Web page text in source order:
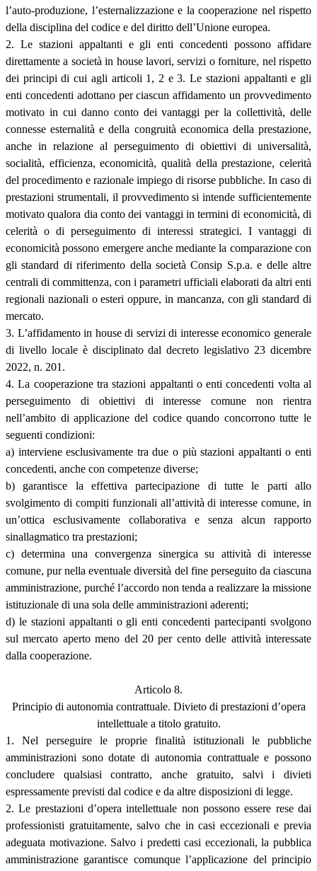
l’auto-produzione, l’esternalizzazione e la cooperazione nel rispetto
della disciplina del codice e del diritto dell’Unione europea.
2. Le stazioni appaltanti e gli enti concedenti possono affidare
direttamente a società in house lavori, servizi o forniture, nel rispetto
dei principi di cui agli articoli 1, 2 e 3. Le stazioni appaltanti e gli
enti concedenti adottano per ciascun affidamento un provvedimento
motivato in cui danno conto dei vantaggi per la collettività, delle
connesse esternalità e della congruità economica della prestazione,
anche in relazione al perseguimento di obiettivi di universalità,
socialità, efficienza, economicità, qualità della prestazione, celerità
del procedimento e razionale impiego di risorse pubbliche. In caso di
prestazioni strumentali, il provvedimento si intende sufficientemente
motivato qualora dia conto dei vantaggi in termini di economicità, di
celerità o di perseguimento di interessi strategici. I vantaggi di
economicità possono emergere anche mediante la comparazione con
gli standard di riferimento della società Consip S.p.a. e delle altre
centrali di committenza, con i parametri ufficiali elaborati da altri enti
regionali nazionali o esteri oppure, in mancanza, con gli standard di
mercato.
3. L’affidamento in house di servizi di interesse economico generale
di livello locale è disciplinato dal decreto legislativo 23 dicembre
2022, n. 201.
4. La cooperazione tra stazioni appaltanti o enti concedenti volta al
perseguimento di obiettivi di interesse comune non rientra
nell’ambito di applicazione del codice quando concorrono tutte le
seguenti condizioni:
a) interviene esclusivamente tra due o più stazioni appaltanti o enti
concedenti, anche con competenze diverse;
b) garantisce la effettiva partecipazione di tutte le parti allo
svolgimento di compiti funzionali all’attività di interesse comune, in
un’ottica esclusivamente collaborativa e senza alcun rapporto
sinallagmatico tra prestazioni;
c) determina una convergenza sinergica su attività di interesse
comune, pur nella eventuale diversità del fine perseguito da ciascuna
amministrazione, purché l’accordo non tenda a realizzare la missione
istituzionale di una sola delle amministrazioni aderenti;
d) le stazioni appaltanti o gli enti concedenti partecipanti svolgono
sul mercato aperto meno del 20 per cento delle attività interessate
dalla cooperazione.
Articolo 8.
Principio di autonomia contrattuale. Divieto di prestazioni d’opera
intellettuale a titolo gratuito.
1. Nel perseguire le proprie finalità istituzionali le pubbliche
amministrazioni sono dotate di autonomia contrattuale e possono
concludere qualsiasi contratto, anche gratuito, salvi i divieti
espressamente previsti dal codice e da altre disposizioni di legge.
2. Le prestazioni d’opera intellettuale non possono essere rese dai
professionisti gratuitamente, salvo che in casi eccezionali e previa
adeguata motivazione. Salvo i predetti casi eccezionali, la pubblica
amministrazione garantisce comunque l’applicazione del principio